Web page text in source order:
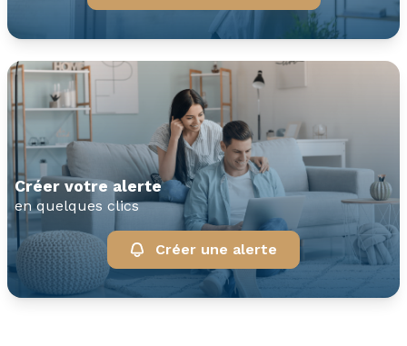
créer votre alerte
en quelques clics
Créer une alerte